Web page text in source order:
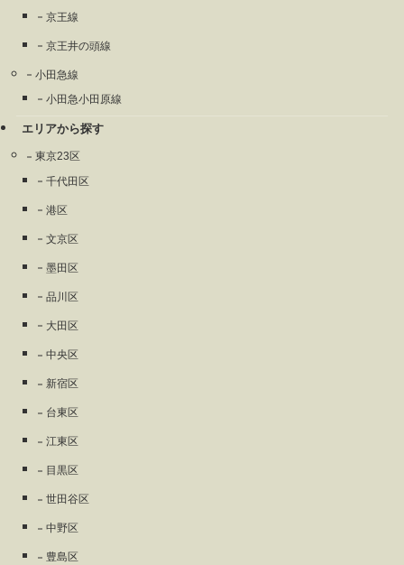
京王線
京王井の頭線
小田急線
小田急小田原線
エリアから探す
東京23区
千代田区
港区
文京区
墨田区
品川区
大田区
中央区
新宿区
台東区
江東区
目黒区
世田谷区
中野区
豊島区